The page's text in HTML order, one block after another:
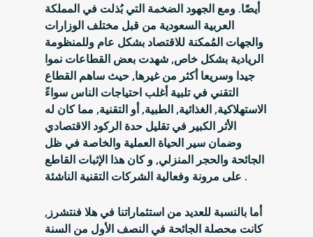
أيضًا. ومع الجهود الضخمة التي بُذلت في المملكة
العربية السعودية من قبل مختلف الوزارات
والجهات المُمكنة للاقتصاد بشكل عام وللمنظومة
الريادية بشكل خاص, شهدت بعض القطاعات نموا
جيدا وسريعا أكثر من غيرها, حيث ساهم القطاع
التقني في تلبية أغلب احتياجات الناس سواءً
الاستهلاكية, الغذائية, الطبية, أو التقنية, مما كان له
الأثر الكبير في تقليل حدة الركود الاقتصادي
وضمان سير الحياة العملية والخاصة في ظل
الجائحة والحجر المنزلي, و كان هذا الإثبات القاطع
على مرونة وفعالية الشركات التقنية الناشئة .
أما بالنسبة للعديد من استثماراتنا في هلا فنتشرز,
كانت محصلة الجائحة في النصف الأول من السنة